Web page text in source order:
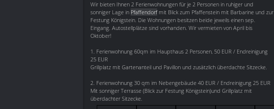
Wir bieten Ihnen 2 Ferienwohnungen für je 2 Personen in ruhiger und
sonniger Lage in Pfaffendorfmit Blick zum Pfaffenstein mit Barbarine und zur
Festung Königstein. Die Wohnungen besitzen beide jeweils einen sep.
Eingang. Autostellplätze sind vorhanden. Wir vermieten von April bis
Oktober!
1. Ferienwohnung 60qm im Haupthaus 2 Personen, 50 EUR / Endreinigung
25 EUR
Grillplatz mit Gartenanteil und Pavillon und zusätzlich überdachte Sitzecke.
2. Ferienwohnung 30 qm im Nebengebäude 40 EUR / Endreinigung 25 EUR
Mit sonniger Terrasse (Blick zur Festung Königstein)und Grillplatz mit
überdachter Sitzecke.